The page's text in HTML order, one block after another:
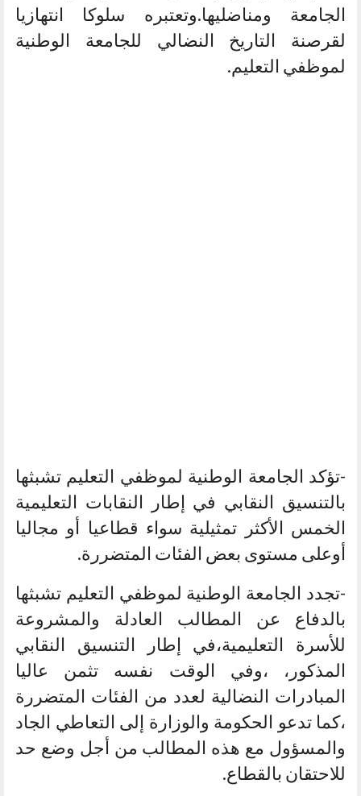
الجامعة ومناضليها.وتعتبره سلوكا انتهازيا
لقرصنة التاريخ النضالي للجامعة الوطنية
لموظفي التعليم.
-تؤكد الجامعة الوطنية لموظفي التعليم تشبثها
بالتنسيق النقابي في إطار النقابات التعليمية
الخمس الأكثر تمثيلية سواء قطاعيا أو مجاليا
أوعلى مستوى بعض الفئات المتضررة.
-تجدد الجامعة الوطنية لموظفي التعليم تشبثها
بالدفاع عن المطالب العادلة والمشروعة
للأسرة التعليمية،في إطار التنسيق النقابي
المذكور، ،وفي الوقت نفسه تثمن عاليا
المبادرات النضالية لعدد من الفئات المتضررة
،كما تدعو الحكومة والوزارة إلى التعاطي الجاد
والمسؤول مع هذه المطالب من أجل وضع حد
للاحتقان بالقطاع.